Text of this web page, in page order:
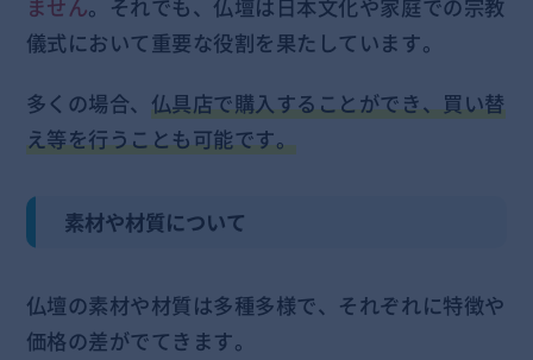
ません。それでも、仏壇は日本文化や家庭での宗教
儀式において重要な役割を果たしています。
多くの場合、 仏具店で購入することができ、買い替
え等を行うことも可能です。
素材や材質について
仏壇の素材や材質は多種多様で、それぞれに特徴や
価格の差がでてきます。